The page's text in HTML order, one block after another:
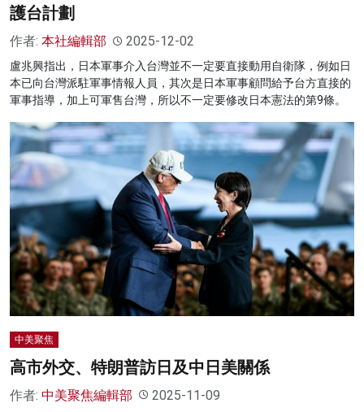
護台計劃
作者: 本社編輯部 2025-12-02
盧兆興指出，日本軍事介入台灣並不一定要直接動用自衛隊，例如日
本已向台灣派駐軍事情報人員，其次是日本軍事顧問給予台方直接的
軍事指導，加上可軍售台灣，所以不一定要修改日本憲法的第9條。
中美聚焦
高市外交、特朗普訪日及中日美關係
作者: 中美聚焦編輯部 2025-11-09